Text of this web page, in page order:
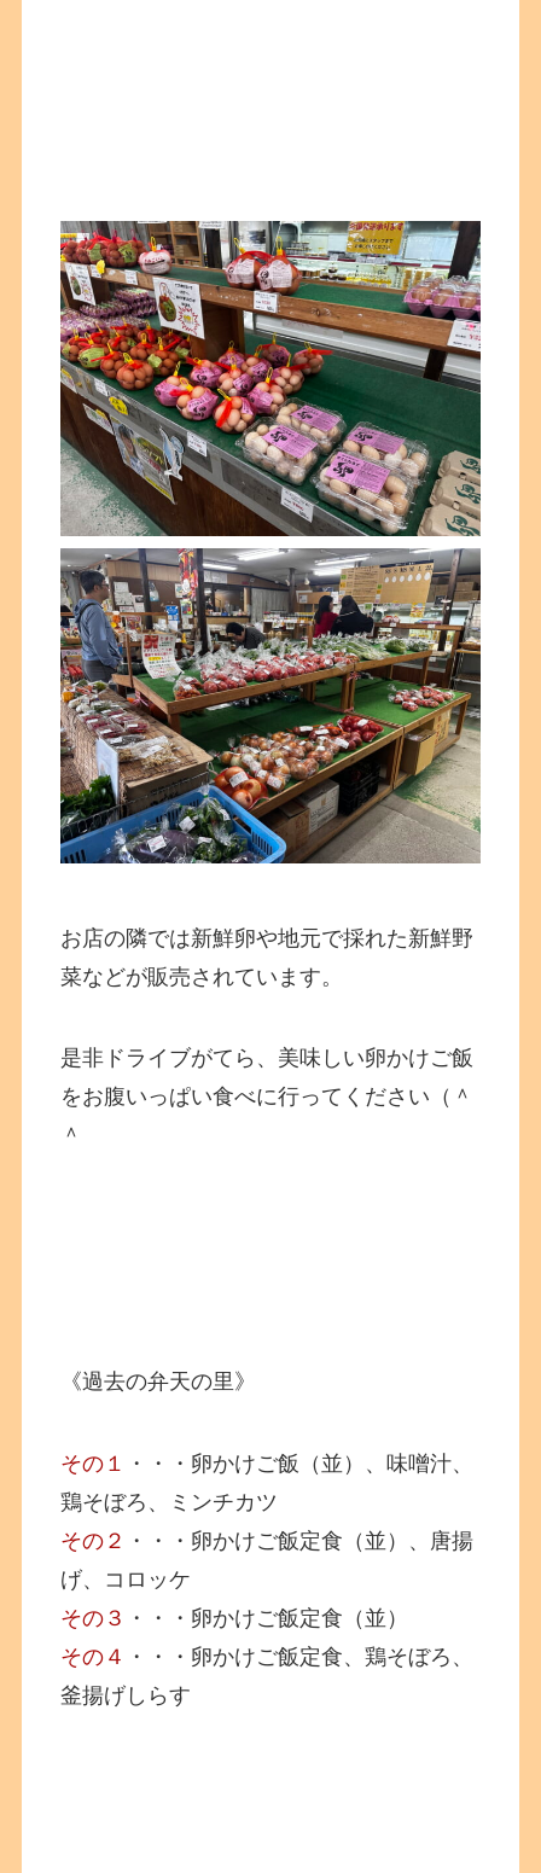
お店の隣では新鮮卵や地元で採れた新鮮野
菜などが販売されています。
是非ドライブがてら、美味しい卵かけご飯
をお腹いっぱい食べに行ってください（＾
＾
《過去の弁天の里》
その１ ・・・卵かけご飯（並）、味噌汁、
鶏そぼろ、ミンチカツ
その２ ・・・卵かけご飯定食（並）、唐揚
げ、コロッケ
その３ ・・・卵かけご飯定食（並）
その４ ・・・卵かけご飯定食、鶏そぼろ、
釜揚げしらす